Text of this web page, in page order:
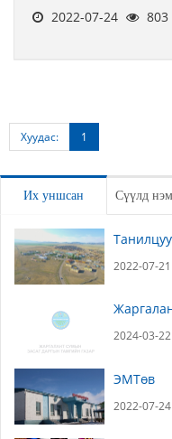
2022-07-24
803
Хуудас: 1
Их уншсан Сүүлд
2022-07-21
2024-03-22
ЭМТөв
2022-07-24